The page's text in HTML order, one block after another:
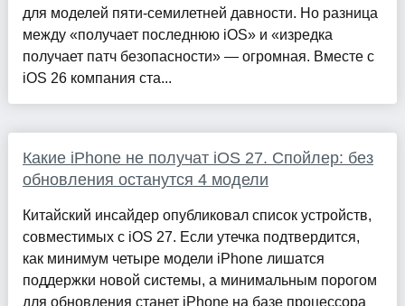
для моделей пяти-семилетней давности. Но разница
между «получает последнюю iOS» и «изредка
получает патч безопасности» — огромная. Вместе с
iOS 26 компания ста...
Какие iPhone не получат iOS 27. Спойлер: без
обновления останутся 4 модели
Китайский инсайдер опубликовал список устройств,
совместимых с iOS 27. Если утечка подтвердится,
как минимум четыре модели iPhone лишатся
поддержки новой системы, а минимальным порогом
для обновления станет iPhone на базе процессора